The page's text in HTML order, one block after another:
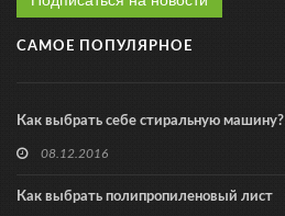
САМОЕ ПОПУЛЯРНОЕ
Как выбрать себе стиральную машину?
08.12.2016
Как выбрать полипропиленовый лист